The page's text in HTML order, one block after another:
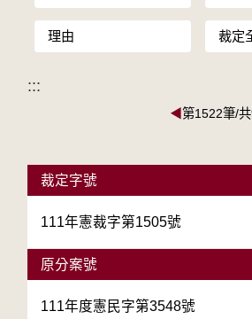
理由 裁定
:::
◀第1522筆/
裁定字號
111年憲裁字第1505號
原分案號
111年度憲民字第3548號